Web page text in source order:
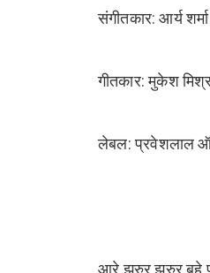
संगीतकार: आर्य
गीतकार: मुकेश
लेबल: प्रवेशलाल